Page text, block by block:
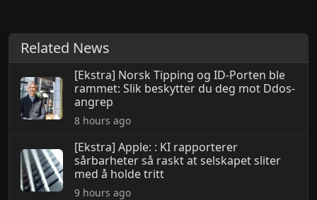
Related News
[Ekstra] Norsk Tipping og ID-Porten ble
rammet: Slik beskytter du deg mot Ddos-
angrep
8 hours ago
[Ekstra] Apple: : KI rapporterer
sårbarheter så raskt at selskapet sliter
med å holde tritt
9 hours ago